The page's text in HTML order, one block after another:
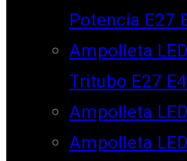
Potencia E27
Ampolleta
Tritubo E27
Ampolleta
Ampolleta